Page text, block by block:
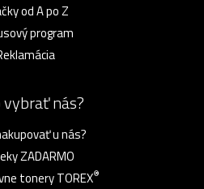
od A po Z
program
vybrať nás?
u nás?
ZADARMO
tonery TOREX®